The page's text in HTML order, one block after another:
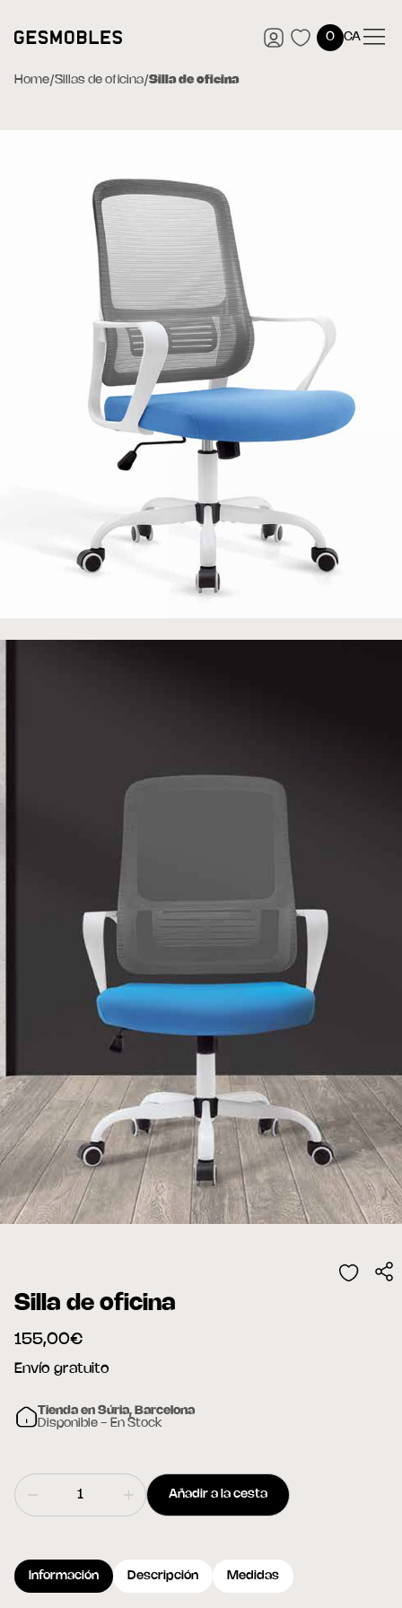
0 CA
Home/Sillas de oficina/Silla de oficina
Silla de oficina
155,00€
Envío gratuito
Tienda en Súria, Barcelona
Disponible - En Stock
Añadir a la cesta
Información Descripción Medidas